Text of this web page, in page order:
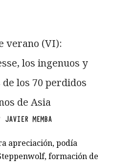
verano (VI):
los ingenuos y
los 70 perdidos
de Asia
JAVIER MEMBA
apreciación, podía
formación de